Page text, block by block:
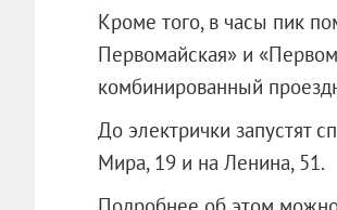
Кроме того, в часы пик
Первомайская» и
комбинированный
До электрички запустят
Мира, 19 и на Ленина, 51.